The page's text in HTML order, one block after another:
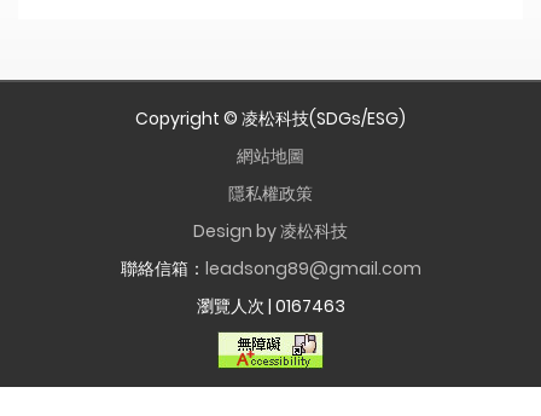
Copyright © 凌松科技(SDGs/ESG)
網站地圖
隱私權政策
Design by 凌松科技
聯絡信箱： leadsong89@gmail.com
瀏覽人次 | 0167463